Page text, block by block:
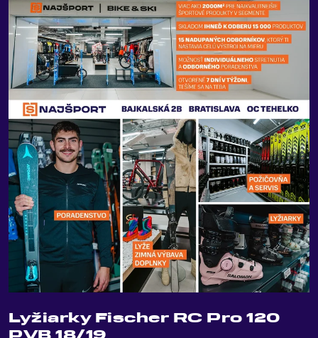
Lyžiarky Fischer RC Pro 120